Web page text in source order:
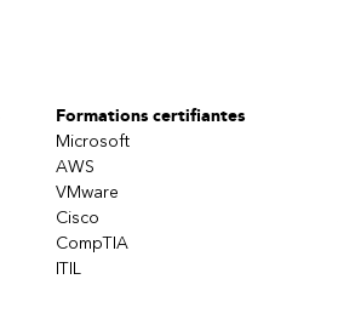
Formations certifiantes
Microsoft
AWS
VMware
Cisco
CompTIA
ITIL